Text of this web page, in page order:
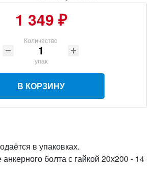
1 349 ₽
Количество
упак
В КОРЗИНУ
в упаковках.
болта с гайкой 20х200 - 14